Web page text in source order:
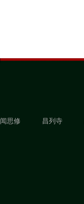
闻思修 昌列寺